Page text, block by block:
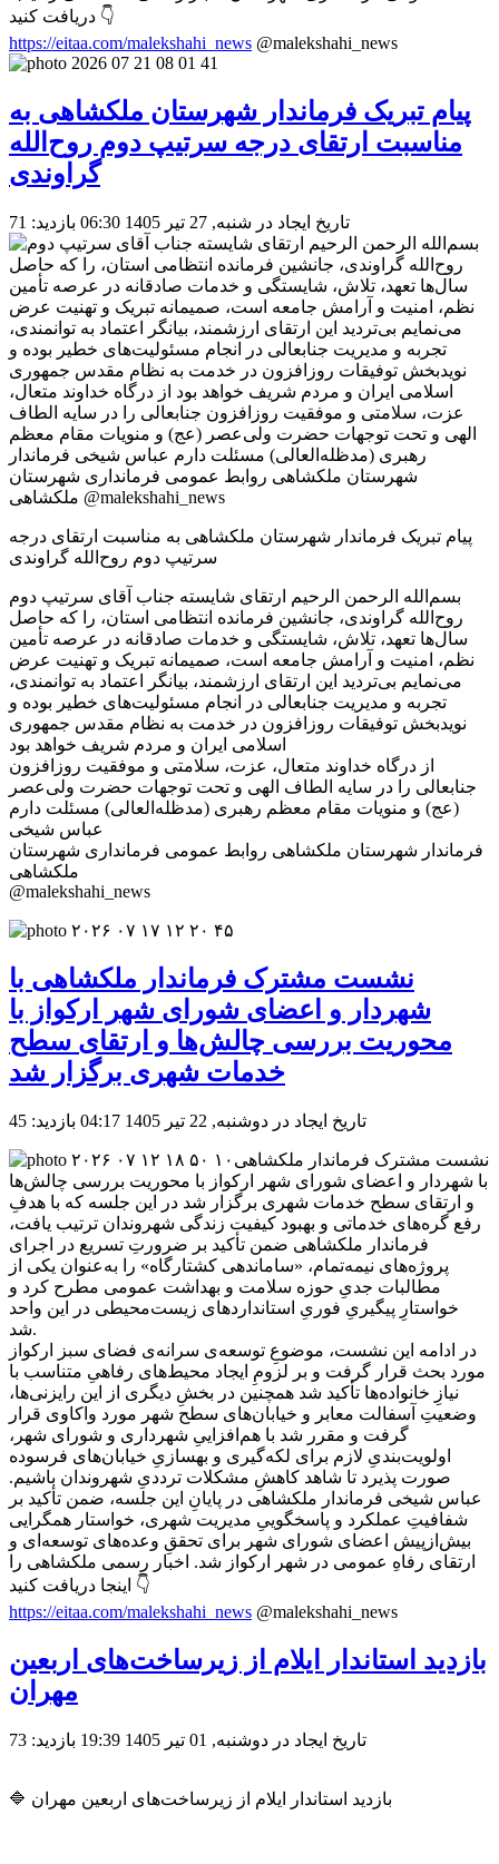
دریافت کنید 👇
https://eitaa.com/malekshahi_news @malekshahi_news
پیام تبریک فرماندار شهرستان ملکشاهی به
مناسبت ارتقای درجه سرتیپ دوم روح‌الله
گراوندی
تاریخ ایجاد در شنبه, 27 تیر 1405 06:30 بازدید: 71
پیام تبریک فرماندار شهرستان ملکشاهی به مناسبت ارتقای درجه
سرتیپ دوم روح‌الله گراوندی
بسم‌الله الرحمن الرحیم ارتقای شایسته جناب آقای سرتیپ دوم
روح‌الله گراوندی، جانشین فرمانده انتظامی استان، را که حاصل
سال‌ها تعهد، تلاش، شایستگی و خدمات صادقانه در عرصه تأمین
نظم، امنیت و آرامش جامعه است، صمیمانه تبریک و تهنیت عرض
می‌نمایم بی‌تردید این ارتقای ارزشمند، بیانگر اعتماد به توانمندی،
تجربه و مدیریت جنابعالی در انجام مسئولیت‌های خطیر بوده و
نویدبخش توفیقات روزافزون در خدمت به نظام مقدس جمهوری
اسلامی ایران و مردم شریف خواهد بود
از درگاه خداوند متعال، عزت، سلامتی و موفقیت روزافزون
جنابعالی را در سایه الطاف الهی و تحت توجهات حضرت ولی‌عصر
(عج) و منویات مقام معظم رهبری (مدظله‌العالی) مسئلت دارم
عباس شیخی
فرماندار شهرستان ملکشاهی روابط عمومی فرمانداری شهرستان
ملکشاهی
@malekshahi_news
نشست مشترک فرماندار ملکشاهی با
شهردار و اعضای شورای شهر ارکواز با
محوریت بررسی چالش‌ها و ارتقای سطح
خدمات شهری برگزار شد
تاریخ ایجاد در دوشنبه, 22 تیر 1405 04:17 بازدید: 45
نشست مشترک فرماندار ملکشاهی
با شهردار و اعضای شورای شهر ارکواز با محوریت بررسی چالش‌ها
و ارتقای سطح خدمات شهری برگزار شد در این جلسه که با هدفِ
رفع گره‌های خدماتی و بهبود کیفیت زندگی شهروندان ترتیب یافت،
فرماندار ملکشاهی ضمن تأکید بر ضرورتِ تسریع در اجرای
پروژه‌های نیمه‌تمام، «ساماندهی کشتارگاه» را به‌عنوان یکی از
مطالبات جدیِ حوزه سلامت و بهداشت عمومی مطرح کرد و
خواستارِ پیگیریِ فوریِ استانداردهای زیست‌محیطی در این واحد
شد.
در ادامه این نشست، موضوعِ توسعه‌ی سرانه‌ی فضای سبز ارکواز
مورد بحث قرار گرفت و بر لزومِ ایجاد محیط‌های رفاهیِ متناسب با
نیازِ خانواده‌ها تأکید شد همچنین در بخشِ دیگری از این رایزنی‌ها،
وضعیتِ آسفالت معابر و خیابان‌های سطح شهر مورد واکاوی قرار
گرفت و مقرر شد با هم‌افزاییِ شهرداری و شورای شهر،
اولویت‌بندیِ لازم برای لکه‌گیری و بهسازیِ خیابان‌های فرسوده
صورت پذیرد تا شاهد کاهشِ مشکلات ترددیِ شهروندان باشیم.
عباس شیخی فرماندار ملکشاهی در پایانِ این جلسه، ضمن تأکید بر
شفافیتِ عملکرد و پاسخگوییِ مدیریت شهری، خواستار همگرایی
بیش‌ازپیش اعضای شورای شهر برای تحققِ وعده‌های توسعه‌ای و
ارتقای رفاهِ عمومی در شهر ارکواز شد. اخبار رسمی ملکشاهی را
اینجا دریافت کنید 👇
https://eitaa.com/malekshahi_news @malekshahi_news
بازدید استاندار ایلام از زیرساخت‌های اربعین
مهران
تاریخ ایجاد در دوشنبه, 01 تیر 1405 19:39 بازدید: 73
🔷 بازدید استاندار ایلام از زیرساخت‌های اربعین مهران